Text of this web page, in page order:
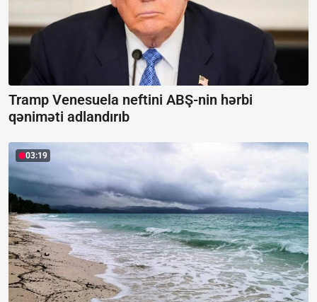
Tramp Venesuela neftini ABŞ-nin hərbi
qəniməti adlandırıb
03:19